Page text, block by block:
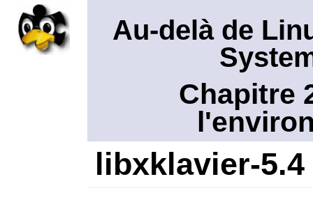
Au-delà de
Chapitre
libxklavier-5.4